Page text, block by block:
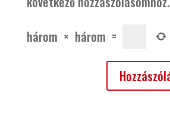
három × három =